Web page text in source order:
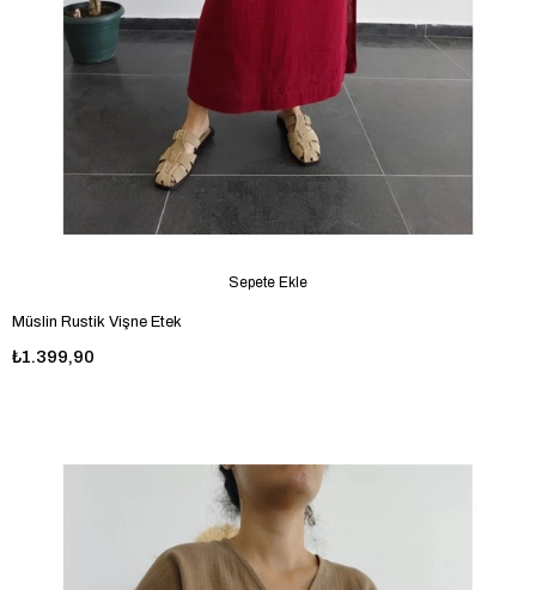
Müslin Rustik Vişne Etek
₺1.399,90
Sepete Ekle